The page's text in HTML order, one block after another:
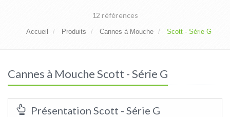
12 références
Accueil Produits Cannes à Mouche Scott - Série G
Cannes à Mouche Scott - Série G
Présentation Scott - Série G